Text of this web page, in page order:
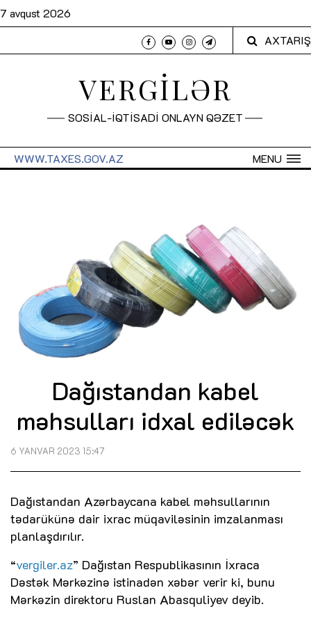
7 avqust 2026
AXTARIŞ
VERGİLƏR
SOSİAL-İQTİSADİ ONLAYN QƏZET
MENU
WWW.TAXES.GOV.AZ
Dağıstandan kabel
məhsulları idxal ediləcək
6 YANVAR 2023 15:47
Dağıstandan Azərbaycana kabel məhsullarının
tədarükünə dair ixrac müqaviləsinin imzalanması
planlaşdırılır.
“vergiler.az” Dağıstan Respublikasının İxraca
Dəstək Mərkəzinə istinadən xəbər verir ki, bunu
Mərkəzin direktoru Ruslan Abasquliyev deyib.